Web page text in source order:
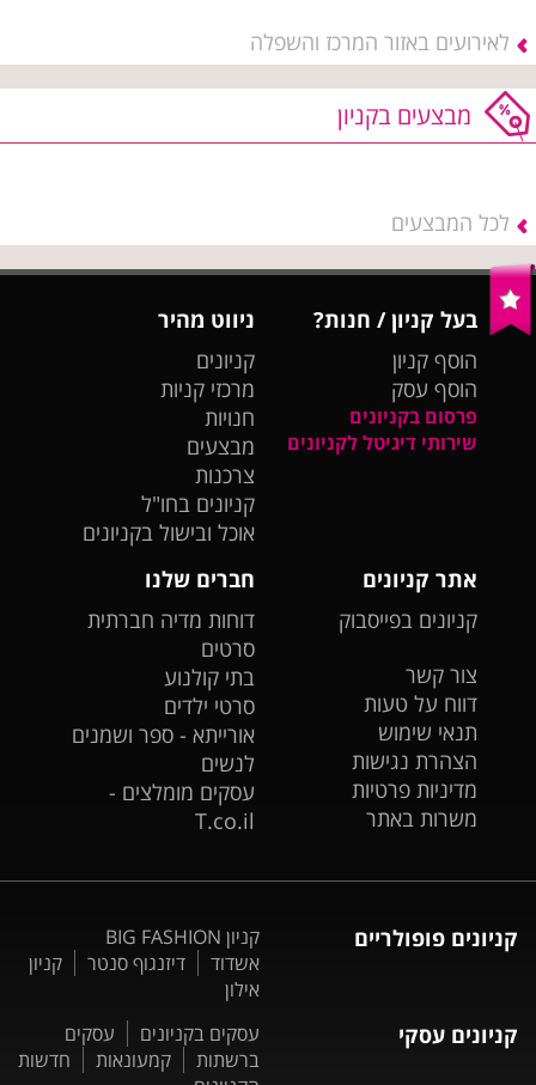
לאירועים באזור המרכז והשפלה
מבצעים בקניון
לכל המבצעים
בעל קניון / חנות?
הוסף קניון
הוסף עסק
פרסום בקניונים
שירותי דיגיטל לקניונים
ניווט מהיר
קניונים
מרכזי קניות
חנויות
מבצעים
צרכנות
קניונים בחו"ל
אוכל ובישול בקניונים
אתר קניונים
קניונים בפייסבוק
צור קשר
דווח על טעות
תנאי שימוש
הצהרת נגישות
מדיניות פרטיות
משרות באתר
חברים שלנו
דוחות מדיה חברתית
סרטים
בתי קולנוע
סרטי ילדים
אורייתא - ספר ושמנים
לנשים
עסקים מומלצים -
T.co.il
קניונים פופולריים
קניון BIG FASHION
אשדוד
דיזנגוף סנטר
קניון
אילון
קניונים עסקי עסקים בקניונים
עסקים
ברשתות
קמעונאות
חדשות